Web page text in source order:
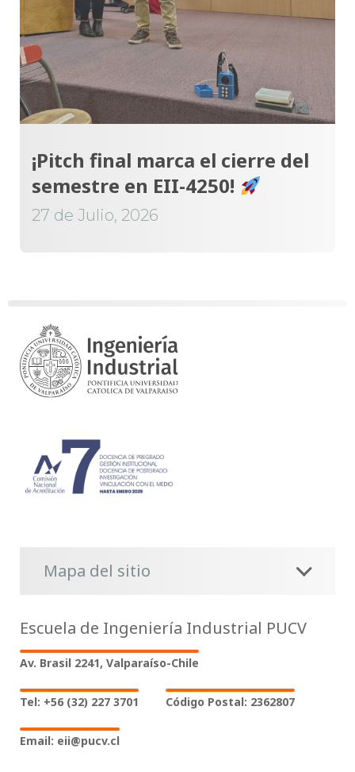
¡Pitch final marca el cierre del
semestre en EII-4250!
27 de Julio, 2026
Mapa del sitio
Escuela de Ingeniería Industrial PUCV
Av. Brasil 2241, Valparaíso-Chile
Tel: +56 (32) 227 3701 Código Postal: 2362807
Email: eii@pucv.cl